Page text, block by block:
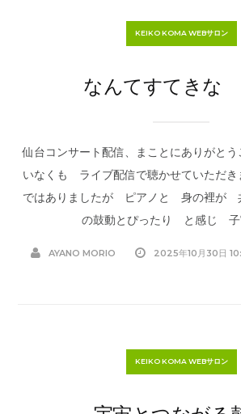
KEIKO KOMA WEBサロン
なんてすてきな
仙台コンサート配信、まことにありがと
いなくも ライブ配信で聴かせていただき
ではありましたが ピアノと 身の裡が
の鼓動とぴったり と感じ 子
AYANO MORIO 2025年10月30日
KEIKO KOMA WEBサロン